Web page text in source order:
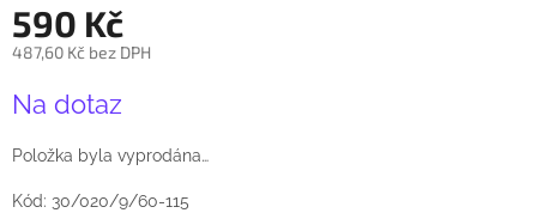
590 Kč
487,60 Kč bez DPH
cena:
Na dotaz
Položka byla vyprodána…
Kód: 30/020/9/60-115